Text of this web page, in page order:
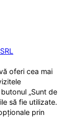
oferi cea mai
„Sunt de
să fie utilizate.
prin